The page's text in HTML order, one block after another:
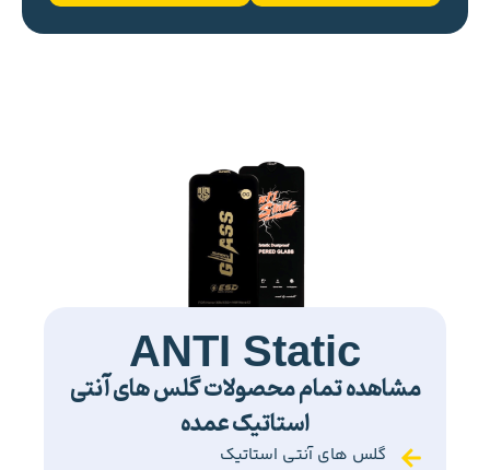
ANTI Static
مشاهده تمام محصولات گلس های آنتی
استاتیک عمده
گلس های آنتی استاتیک